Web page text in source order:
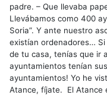
padre. – Que llevaba
Llevábamos como 400
Soria”. Y ante nuestro
existían ordenadores… Si
de tu casa, tenías que ir
ayuntamientos tenían
ayuntamientos! Yo he
Atance, fíjate. El Atance